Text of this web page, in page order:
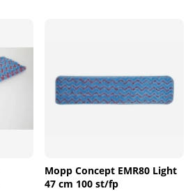
Mopp Concept EMR80 Light
47 cm 100 st/fp